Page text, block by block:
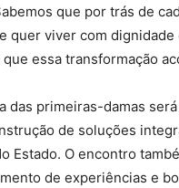
que por trás de
quer viver com
essa transformação
das primeiras-damas
de soluções
Estado. O encontro
de experiências e